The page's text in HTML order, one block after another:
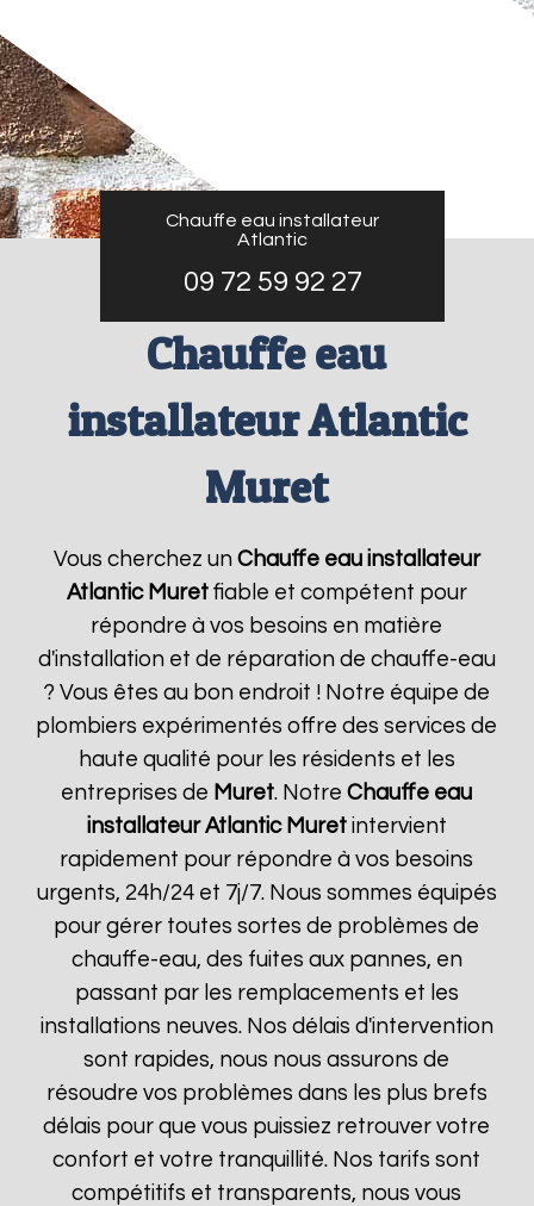
Chauffe eau installateur
Atlantic
09 72 59 92 27
Chauffe eau
installateur Atlantic
Muret
Vous cherchez un Chauffe eau installateur
Atlantic Muretfiable et compétent pour
répondre à vos besoins en matière
d'installation et de réparation de chauffe-eau
? Vous êtes au bon endroit ! Notre équipe de
plombiers expérimentés offre des services de
haute qualité pour les résidents et les
entreprises de Muret. NotreChauffe eau
installateur Atlantic Muretintervient
rapidement pour répondre à vos besoins
urgents, 24h/24 et 7j/7. Nous sommes équipés
pour gérer toutes sortes de problèmes de
chauffe-eau, des fuites aux pannes, en
passant par les remplacements et les
installations neuves. Nos délais d'intervention
sont rapides, nous nous assurons de
résoudre vos problèmes dans les plus brefs
délais pour que vous puissiez retrouver votre
confort et votre tranquillité. Nos tarifs sont
compétitifs et transparents, nous vous